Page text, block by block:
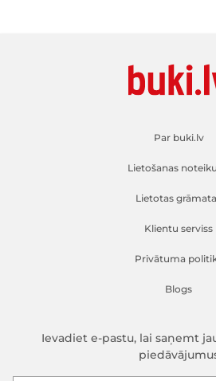
Par buki.lv
Lietošanas
Lietotas
Klientu serviss
Privātuma
Blogs
Ievadiet e-pastu, lai saņemt